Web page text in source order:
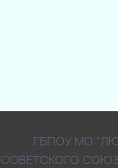
ГБПОУ МО
СОВЕТСКОГО